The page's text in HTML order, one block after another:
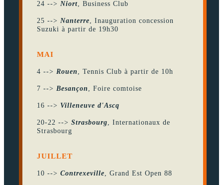
24 --> Niort , Business Club
25 --> Nanterre , Inauguration concession
Suzuki à partir de 19h30
MAI
4 --> Rouen , Tennis Club à partir de 10h
7 --> Besançon , Foire comtoise
16 --> Villeneuve d'Ascq
20-22 -->Strasbourg , Internationaux de
Strasbourg
JUILLET
10 -->Contrexeville , Grand Est Open 88